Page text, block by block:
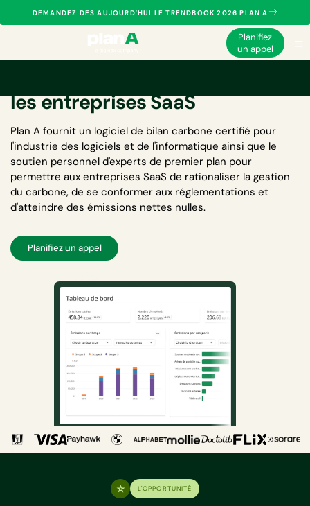
DEMANDEZ DES AUJOURD'HUI LE TRENDBOOK 2026 PLAN A
Planifiez
un appel
les entreprises SaaS
Plan A fournit un logiciel de bilan carbone certifié pour
l'industrie des logiciels et de l'informatique ainsi que le
soutien personnel d'experts de premier plan pour
permettre aux entreprises SaaS de rationaliser la gestion
du carbone, de se conformer aux réglementations et
d'atteindre des émissions nettes nulles.
Planifiez un appel
L'OPPORTUNITÉ